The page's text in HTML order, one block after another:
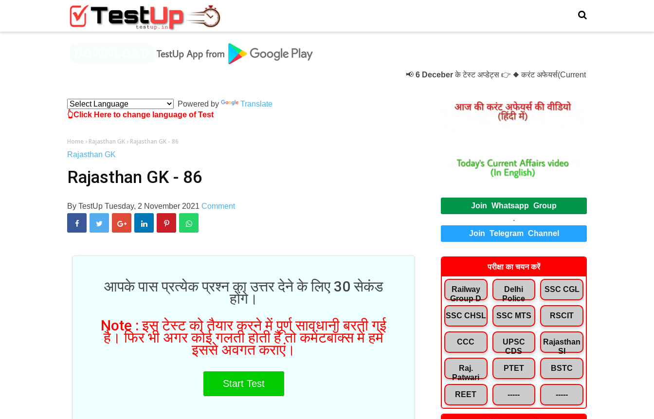
6 Deceberके टेस्ट अप्डेट्स 👉 ◆ करंट अफेयर्स(Current Affairs)- Test- 1214 ◆
Powered by
Translate
👆Click Here to change language of Test
Home › Rajasthan GK › Rajasthan GK - 86
Rajasthan GK
Rajasthan GK - 86
By TestUp Tuesday, 2 November 2021 Comment
आपके पास प्रत्येक प्रश्न का उत्तर देने के लिए 30 सेकंड
होंगे।
Note : इस टेस्ट को तैयार करने में पूर्ण सावधानी बरती गई
है। फिर भी अगर कोई गलती होती है तो कमेंटबॉक्स में हमे
इससे अवगत कराएं।
Start Test
Join Whatsapp Group
.
Join Telegram Channel
परीक्षा का चयन करें
Railway
Group D
Delhi
Police
SSC CGL
SSC CHSL SSC MTS RSCIT
CCC
UPSC
CDS
Rajasthan
SI
Raj.
Patwari
PTET BSTC
REET ----- -----